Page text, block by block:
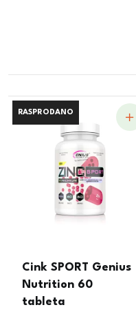
RASPRODANO
RASPRODANO
Cink SPORT Genius
Nutrition 60
tableta